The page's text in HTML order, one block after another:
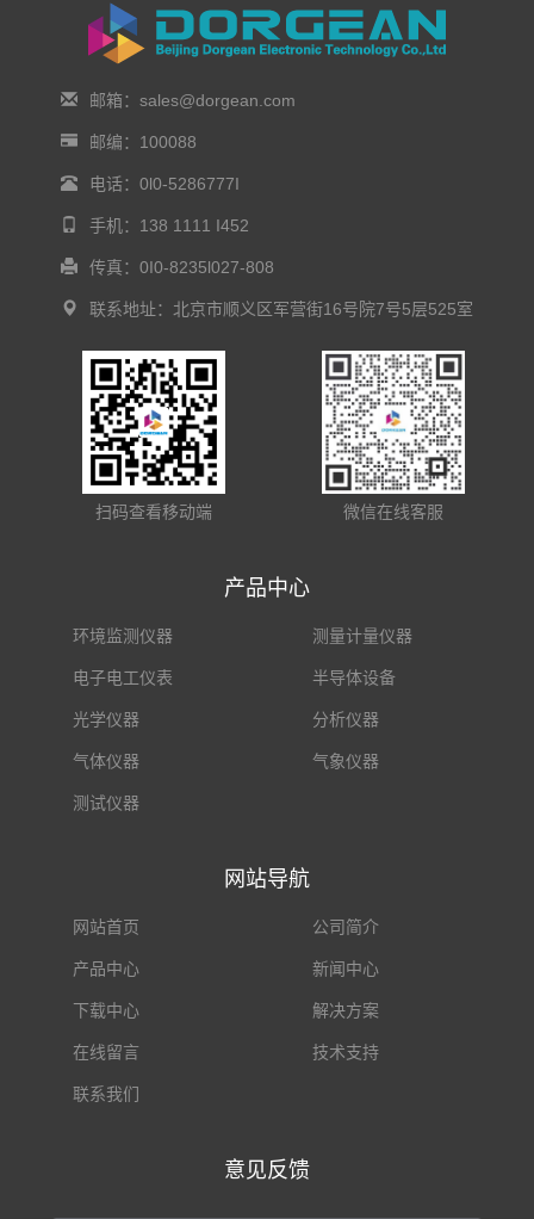
邮箱：sales@dorgean.com
邮编：100088
电话：0l0-5286777I
手机：138 1111 I452
传真：0I0-8235l027-808
联系地址：北京市顺义区军营街16号院7号5层525室
扫码查看移动端 微信在线客服
产品中心
环境监测仪器 测量计量仪器
电子电工仪表 半导体设备
光学仪器 分析仪器
气体仪器 气象仪器
测试仪器
网站导航
网站首页 公司简介
产品中心 新闻中心
下载中心 解决方案
在线留言 技术支持
联系我们
意见反馈